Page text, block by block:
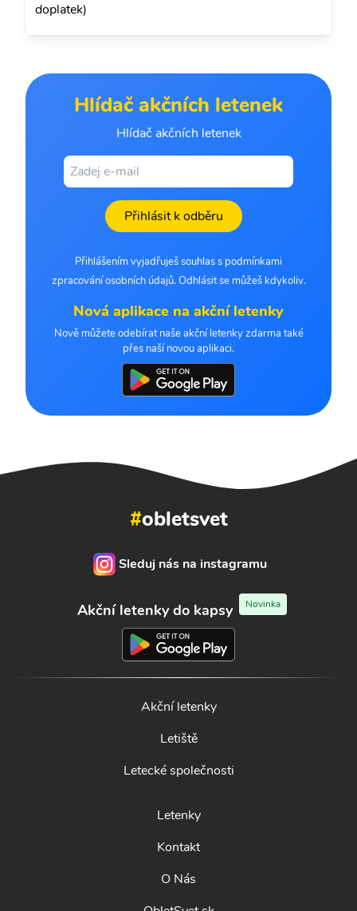
doplatek)
Hlídač akčních letenek
Hlídač akčních letenek
Přihlásit k odběru
Přihlášením vyjadřuješ souhlas s podmínkami
zpracování osobních údajů. Odhlásit se můžeš kdykoliv.
Nová aplikace na akční letenky
Nově můžete odebírat naše akční letenky zdarma také
přes naší novou aplikaci.
#obletsvet
Sleduj nás na instagramu
Akční letenky do kapsy Novinka
Akční letenky
Letiště
Letecké společnosti
Letenky
Kontakt
O Nás